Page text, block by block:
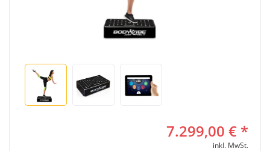
7.299,00 € *
inkl. MwSt.